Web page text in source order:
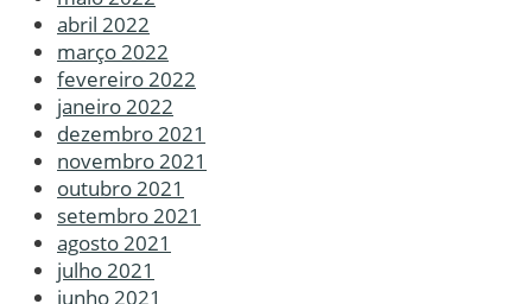
abril 2022
março 2022
fevereiro 2022
janeiro 2022
dezembro 2021
novembro 2021
outubro 2021
setembro 2021
agosto 2021
julho 2021
junho 2021